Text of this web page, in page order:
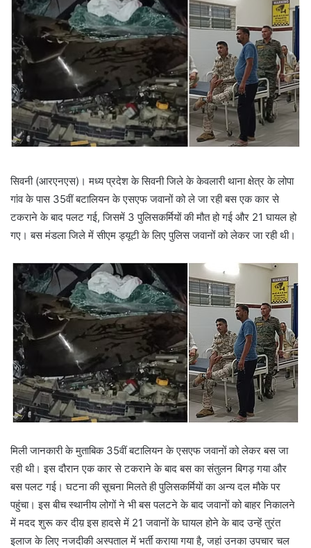
सिवनी (आरएनएस)। मध्य प्रदेश के सिवनी जिले के केवलारी थाना क्षेत्र के लोपा
गांव के पास 35वीं बटालियन के एसएफ जवानों को ले जा रही बस एक कार से
टकराने के बाद पलट गई, जिसमें 3 पुलिसकर्मियों की मौत हो गई और 21 घायल हो
गए। बस मंडला जिले में सीएम ड्यूटी के लिए पुलिस जवानों को लेकर जा रही थी।
मिली जानकारी के मुताबिक 35वीं बटालियन के एसएफ जवानों को लेकर बस जा
रही थी। इस दौरान एक कार से टकराने के बाद बस का संतुलन बिगड़ गया और
बस पलट गई। घटना की सूचना मिलते ही पुलिसकर्मियों का अन्य दल मौके पर
पहुंचा। इस बीच स्थानीय लोगों ने भी बस पलटने के बाद जवानों को बाहर निकालने
में मदद शुरू कर दीय़ इस हादसे में 21 जवानों के घायल होने के बाद उन्हें तुरंत
इलाज के लिए नजदीकी अस्पताल में भर्ती कराया गया है, जहां उनका उपचार चल